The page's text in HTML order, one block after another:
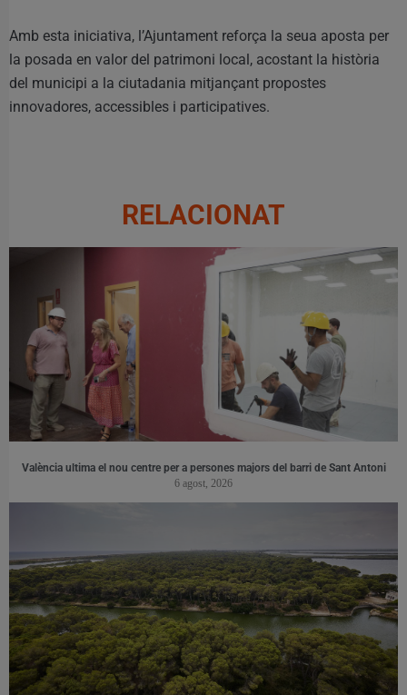
Amb esta iniciativa, l’Ajuntament reforça la seua aposta per
la posada en valor del patrimoni local, acostant la història
del municipi a la ciutadania mitjançant propostes
innovadores, accessibles i participatives.
RELACIONAT
València ultima el nou centre per a persones majors del barri de Sant Antoni
6 agost, 2026